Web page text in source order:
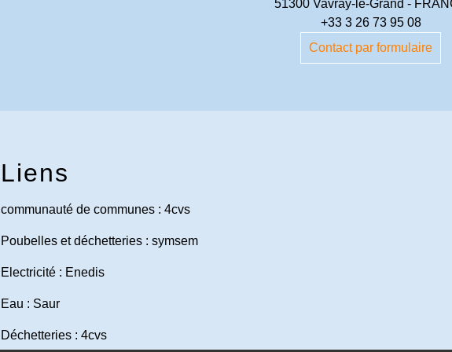
51300 Vavray-le-Grand -
+33 3 26 73 95 08
Contact par formulaire
Liens
communauté de communes : 4cvs
Poubelles et déchetteries : symsem
Electricité : Enedis
Eau : Saur
Déchetteries : 4cvs